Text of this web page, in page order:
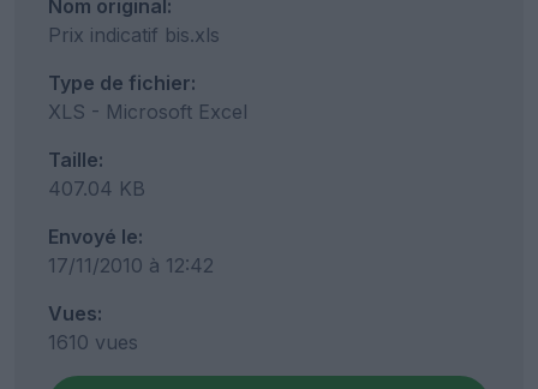
Nom original:
Prix indicatif bis.xls
Type de fichier:
XLS - Microsoft Excel
Taille:
407.04 KB
Envoyé le:
17/11/2010 à 12:42
Vues:
1610 vues